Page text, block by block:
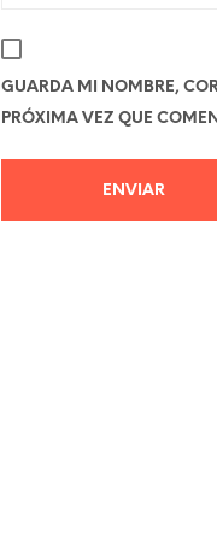
GUARDA MI NOMBRE,
PRÓXIMA VEZ QUE